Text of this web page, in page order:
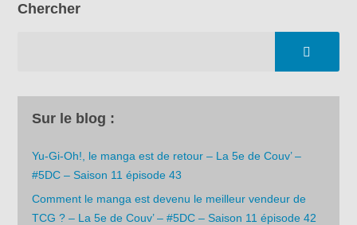
Chercher
Sur le blog :
Yu-Gi-Oh!, le manga est de retour – La 5e de Couv’ –
#5DC – Saison 11 épisode 43
Comment le manga est devenu le meilleur vendeur de
TCG ? – La 5e de Couv’ – #5DC – Saison 11 épisode 42